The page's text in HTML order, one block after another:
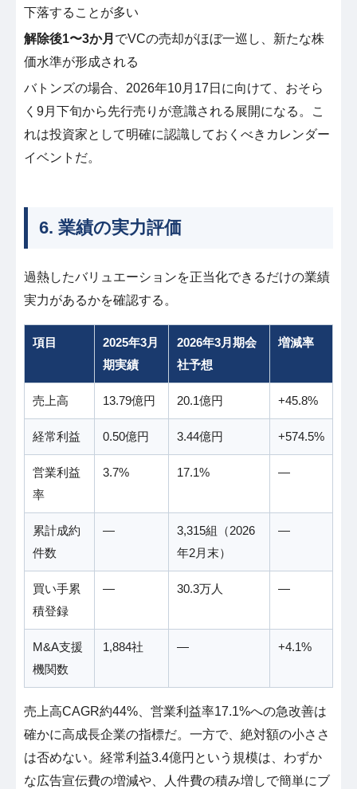
下落することが多い
解除後1〜3か月 でVCの売却がほぼ一巡し、新たな株
価水準が形成される
バトンズの場合、2026年10月17日に向けて、おそら
く9月下旬から先行売りが意識される展開になる。こ
れは投資家として明確に認識しておくべきカレンダー
イベントだ。
6. 業績の実力評価
過熱したバリュエーションを正当化できるだけの業績
実力があるかを確認する。
項目
2025年3月
期実績
2026年3月期会
社予想
増減率
売上高 13.79億円 20.1億円 +45.8%
経常利益 0.50億円 3.44億円 +574.5%
営業利益
率
3.7% 17.1% ―
累計成約
件数
―
3,315組（2026
年2月末）
―
買い手累
積登録
― 30.3万人 ―
M&A支援
機関数
1,884社 ― +4.1%
売上高CAGR約44%、営業利益率17.1%への急改善は
確かに高成長企業の指標だ。一方で、絶対額の小ささ
は否めない。経常利益3.4億円という規模は、わずか
な広告宣伝費の増減や、人件費の積み増しで簡単にブ